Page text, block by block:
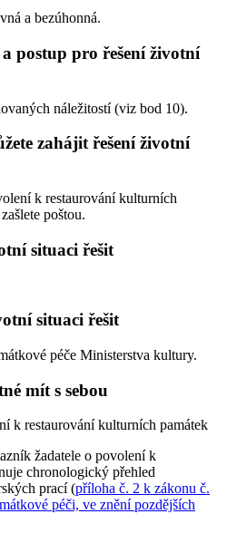
a bezúhonná.
postup pro řešení životní
náležitostí (viz bod 10).
zahájit řešení životní
k restaurování kulturních
poštou.
situaci řešit
situaci řešit
péče Ministerstva kultury.
mít s sebou
k restaurování kulturních památek
žadatele o povolení k
chronologický přehled
prací (příloha č. 2 k zákonu č.
péči, ve znění pozdějších